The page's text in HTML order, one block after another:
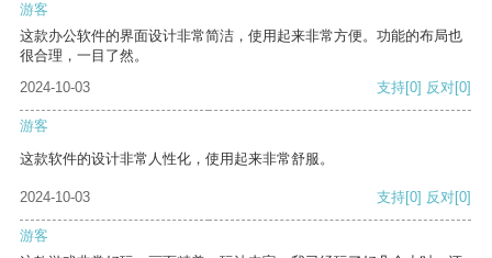
游客
这款办公软件的界面设计非常简洁，使用起来非常方便。功能的布局也
很合理，一目了然。
2024-10-03
支持[0] 反对[0]
游客
这款软件的设计非常人性化，使用起来非常舒服。
2024-10-03 支持[0] 反对[0]
游客